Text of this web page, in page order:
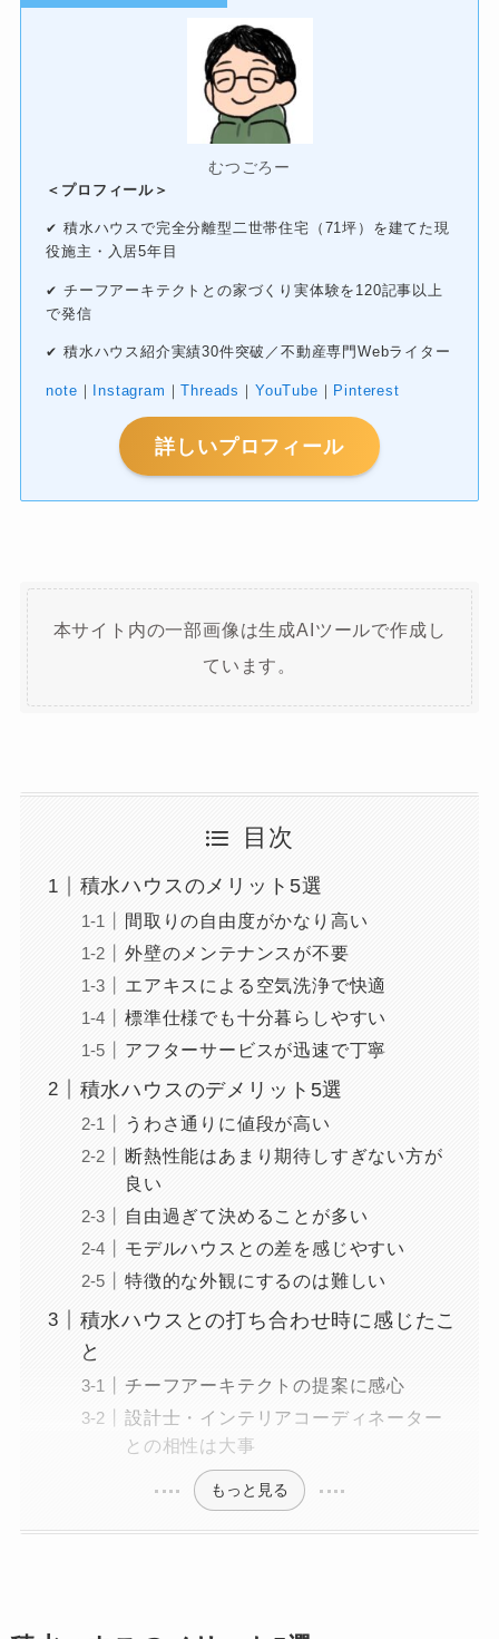
むつごろー
＜プロフィール＞
✔ 積水ハウスで完全分離型二世帯住宅（71坪）を建てた現
役施主・入居5年目
✔ チーフアーキテクトとの家づくり実体験を120記事以上
で発信
✔ 積水ハウス紹介実績30件突破／不動産専門Webライター
note ｜ Instagram ｜Threads ｜ YouTube ｜ Pinterest
詳しいプロフィール
本サイト内の一部画像は生成AIツールで作成し
ています。
目次
積水ハウスのメリット5選
間取りの自由度がかなり高い
外壁のメンテナンスが不要
エアキスによる空気洗浄で快適
標準仕様でも十分暮らしやすい
アフターサービスが迅速で丁寧
積水ハウスのデメリット5選
うわさ通りに値段が高い
断熱性能はあまり期待しすぎない方が
良い
自由過ぎて決めることが多い
モデルハウスとの差を感じやすい
特徴的な外観にするのは難しい
積水ハウスとの打ち合わせ時に感じたこ
と
チーフアーキテクトの提案に感心
設計士・インテリアコーディネーター
との相性は大事
もっと見る